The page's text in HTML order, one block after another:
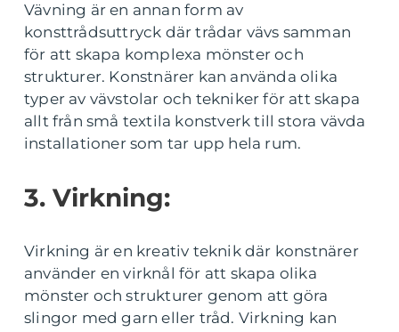
Vävning är en annan form av
konsttrådsuttryck där trådar vävs samman
för att skapa komplexa mönster och
strukturer. Konstnärer kan använda olika
typer av vävstolar och tekniker för att skapa
allt från små textila konstverk till stora vävda
installationer som tar upp hela rum.
3. Virkning:
Virkning är en kreativ teknik där konstnärer
använder en virknål för att skapa olika
mönster och strukturer genom att göra
slingor med garn eller tråd. Virkning kan